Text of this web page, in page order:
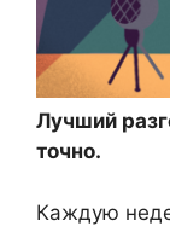
Лучший
точно.
Каждую